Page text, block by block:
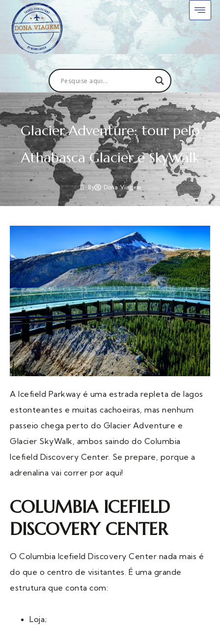
Glacier Adventure: tour pelo
Athabasca Glacier e SkyWalk
By Dona Viagem
A Icefield Parkway é uma estrada repleta de lagos
estonteantes e muitas cachoeiras, mas nenhum
passeio chega perto do Glacier Adventure e
Glacier SkyWalk, ambos saindo do Columbia
Icefield Discovery Center. Se prepare, porque a
adrenalina vai correr por aqui!
COLUMBIA ICEFIELD
DISCOVERY CENTER
O Columbia Icefield Discovery Center nada mais é
do que o centro de visitantes. É uma grande
estrutura que conta com:
Loja;